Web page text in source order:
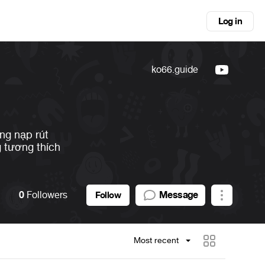
Log in
nạp rút
tương thích
ko66.guide
0 Followers Follow Message
Most recent